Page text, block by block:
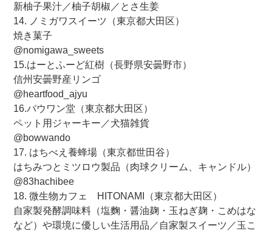
新柚子果汁／柚子胡椒／とさ生姜
14. ノミガワスイーツ（東京都大田区）
焼き菓子
@nomigawa_sweets
15.はーとふーど紅樹（長野県安曇野市）
信州安曇野産リンゴ
@heartfood_ajyu
16.バウワン堂（東京都大田区）
ペット用ジャーキー／犬猫雑貨
@bowwando
17. はちべえ養蜂場（東京都世田谷）
はちみつとミツロウ製品（肉球クリーム、キャンドル）
@83hachibee
18. 微生物カフェ HITONAMI（東京都大田区）
自家製発酵調味料（塩麴・醤油麹・玉ねぎ麹・こめはな
など）や環境に優しい生活用品／自家製スイーツ／玉こ